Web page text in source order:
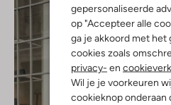
gepersonaliseerde
op "Accepteer alle
ga je akkoord met het
cookies zoals
privacy- en
Wil je je voorkeuren
cookieknop onderaan